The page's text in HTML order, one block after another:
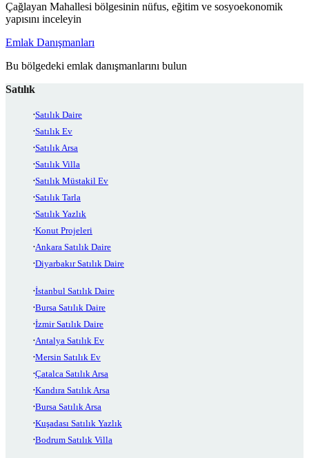
Çağlayan Mahallesi bölgesinin nüfus, eğitim ve sosyoekonomik
yapısını inceleyin
Emlak Danışmanları
Bu bölgedeki emlak danışmanlarını bulun
Satılık
Satılık Daire
Satılık Ev
Satılık Arsa
Satılık Villa
Satılık Müstakil Ev
Satılık Tarla
Satılık Yazlık
Konut Projeleri
Ankara Satılık Daire
Diyarbakır Satılık Daire
İstanbul Satılık Daire
Bursa Satılık Daire
İzmir Satılık Daire
Antalya Satılık Ev
Mersin Satılık Ev
Çatalca Satılık Arsa
Kandıra Satılık Arsa
Bursa Satılık Arsa
Kuşadası Satılık Yazlık
Bodrum Satılık Villa